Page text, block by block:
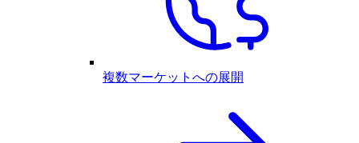
複数マーケットへの展開